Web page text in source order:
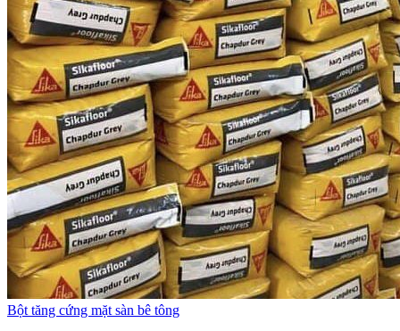
Bột tăng cứng mặt sàn bê tông